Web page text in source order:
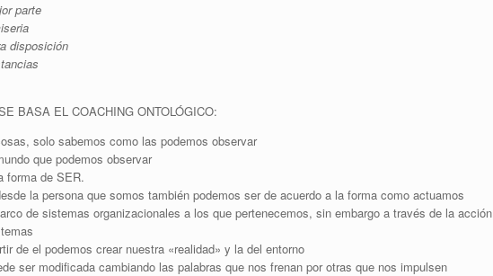
parte
disposición
BASA EL COACHING ONTOLÓGICO:
solo sabemos como las podemos observar
que podemos observar
forma de SER.
la persona que somos también podemos ser de acuerdo a la forma como actuamos
de sistemas organizacionales a los que pertenecemos, sin embargo a través de la acción
de el podemos crear nuestra «realidad» y la del entorno
ser modificada cambiando las palabras que nos frenan por otras que nos impulsen